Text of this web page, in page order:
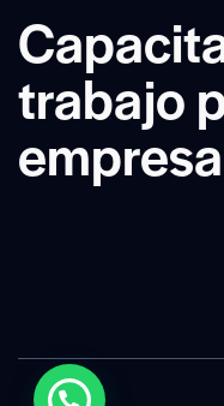
trabajo
empresa